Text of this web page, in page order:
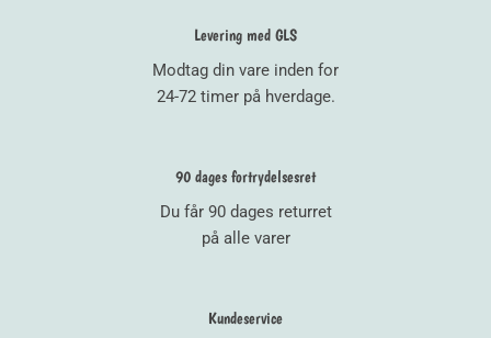
Levering med GLS
Modtag din vare inden for
24-72 timer på hverdage.
90 dages fortrydelsesret
Du får 90 dages returret
på alle varer
Kundeservice